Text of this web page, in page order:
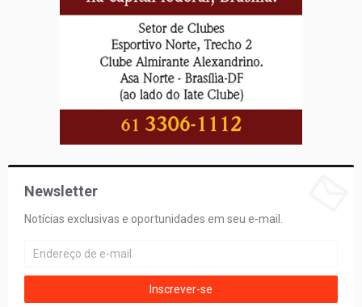
Newsletter
Notícias exclusivas e oportunidades em seu e-mail.